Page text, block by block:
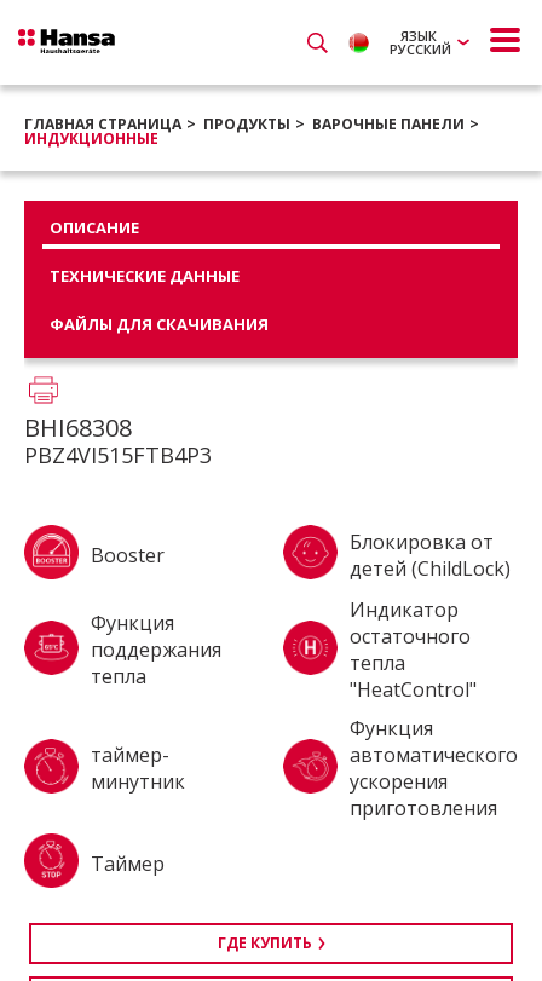
ЯЗЫК
РУССКИЙ
ГЛАВНАЯ СТРАНИЦА ПРОДУКТЫ ВАРОЧНЫЕ ПАНЕЛИ
ИНДУКЦИОННЫЕ
ОПИСАНИЕ
ТЕХНИЧЕСКИЕ ДАННЫЕ
ФАЙЛЫ ДЛЯ СКАЧИВАНИЯ
BHI68308
PBZ4VI515FTB4P3
Booster
Блокировка от
детей (ChildLock)
Функция
поддержания
тепла
Индикатор
остаточного
тепла
"HeatControl"
таймер-
минутник
Функция
автоматического
ускорения
приготовления
Таймер
ГДЕ КУПИТЬ